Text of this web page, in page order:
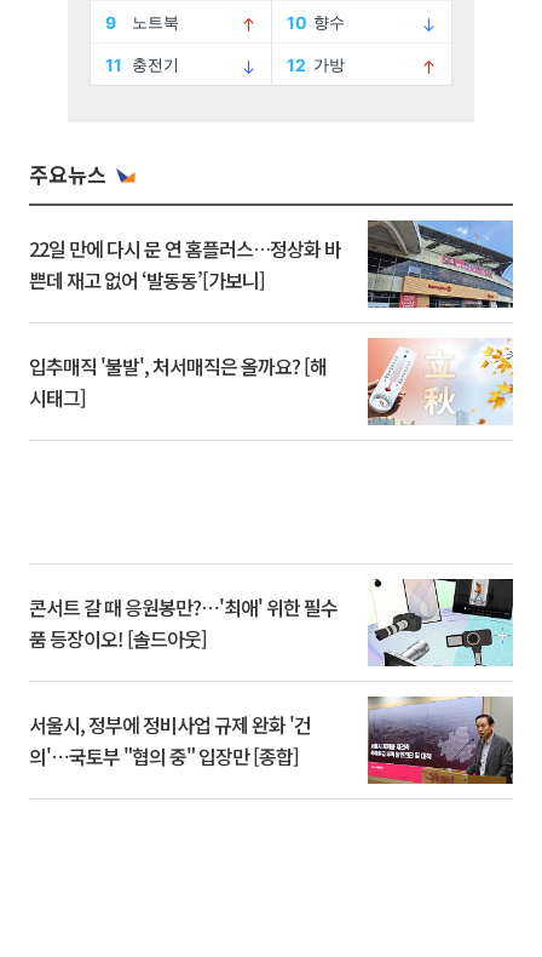
주요뉴스
22일 만에 다시 문 연 홈플러스…정상화 바
쁜데 재고 없어 ‘발동동’[가보니]
입추매직 '불발', 처서매직은 올까요? [해
시태그]
콘서트 갈 때 응원봉만?⋯'최애' 위한 필수
품 등장이오! [솔드아웃]
서울시, 정부에 정비사업 규제 완화 '건
의'⋯국토부 "협의 중" 입장만 [종합]